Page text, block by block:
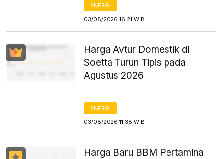
ENERGI
03/08/2026 16:21 WIB
Harga Avtur Domestik di
Soetta Turun Tipis pada
Agustus 2026
ENERGI
03/08/2026 11:38 WIB
Harga Baru BBM Pertamina